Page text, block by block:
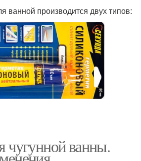
ванной производится двух типов:
чугунной ванны.